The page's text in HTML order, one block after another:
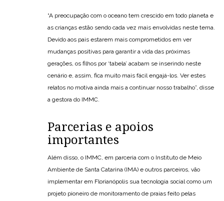
“A preocupação com o oceano tem crescido em todo planeta e
as crianças estão sendo cada vez mais envolvidas neste tema.
Devido aos pais estarem mais comprometidos em ver
mudanças positivas para garantir a vida das próximas
gerações, os filhos por ‘tabela’ acabam se inserindo neste
cenário e, assim, fica muito mais fácil engajá-los. Ver estes
relatos no motiva ainda mais a continuar nosso trabalho”, disse
a gestora do IMMC.
Parcerias e apoios
importantes
Além disso, o IMMC, em parceria com o Instituto de Meio
Ambiente de Santa Catarina (IMA) e outros parceiros, vão
implementar em Florianópolis sua tecnologia social como um
projeto pioneiro de monitoramento de praias feito pelas